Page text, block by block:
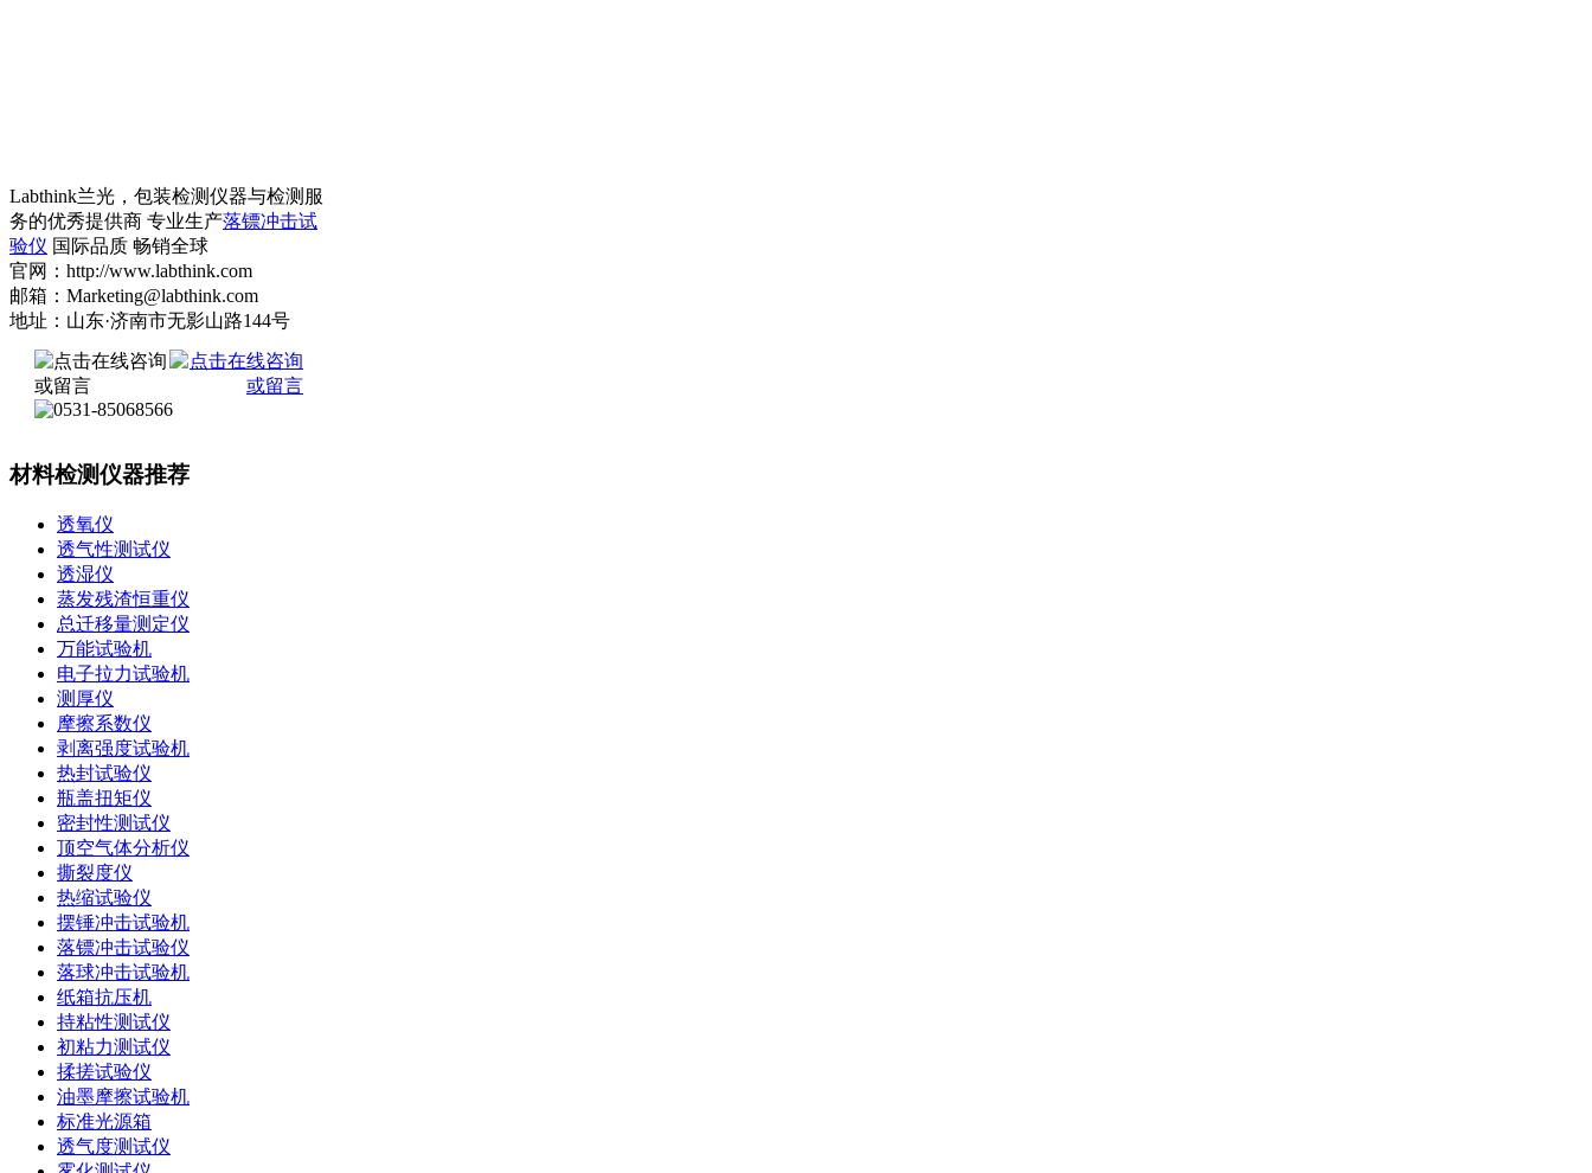
Labthink兰光，包装检测仪器与检测服
务的优秀提供商 专业生产落镖冲击试
验仪 国际品质 畅销全球
官网：http://www.labthink.com
邮箱：Marketing@labthink.com
地址：山东·济南市无影山路144号
材料检测仪器推荐
透氧仪
透气性测试仪
透湿仪
蒸发残渣恒重仪
总迁移量测定仪
万能试验机
电子拉力试验机
测厚仪
摩擦系数仪
剥离强度试验机
热封试验仪
瓶盖扭矩仪
密封性测试仪
顶空气体分析仪
撕裂度仪
热缩试验仪
摆锤冲击试验机
落镖冲击试验仪
落球冲击试验机
纸箱抗压机
持粘性测试仪
初粘力测试仪
揉搓试验仪
油墨摩擦试验机
标准光源箱
透气度测试仪